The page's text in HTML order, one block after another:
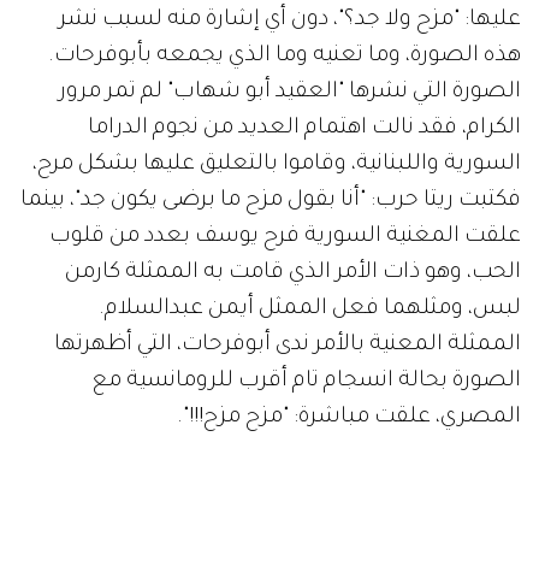
عليها: "مزح ولا جد؟"، دون أي إشارة منه لسبب نشر
هذه الصورة، وما تعنيه وما الذي يجمعه بأبوفرحات.
الصورة التي نشرها "العقيد أبو شهاب" لم تمر مرور
الكرام، فقد نالت اهتمام العديد من نجوم الدراما
السورية واللبنانية، وقاموا بالتعليق عليها بشكل مرح،
فكتبت ريتا حرب: "أنا بقول مزح ما برضى يكون جد"، بينما
علقت المغنية السورية فرح يوسف بعدد من قلوب
الحب، وهو ذات الأمر الذي قامت به الممثلة كارمن
لبس، ومثلهما فعل الممثل أيمن عبدالسلام.
الممثلة المعنية بالأمر ندى أبوفرحات، التي أظهرتها
الصورة بحالة انسجام تام أقرب للرومانسية مع
المصري، علقت مباشرة: "مزح مزح!!!".